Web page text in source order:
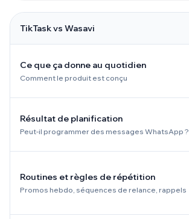
TikTask vs Wasavi
Ce que ça donne au quotidien
Comment le produit est conçu
Résultat de planification
Peut-il programmer des messages WhatsApp ?
Routines et règles de répétition
Promos hebdo, séquences de relance, rappels